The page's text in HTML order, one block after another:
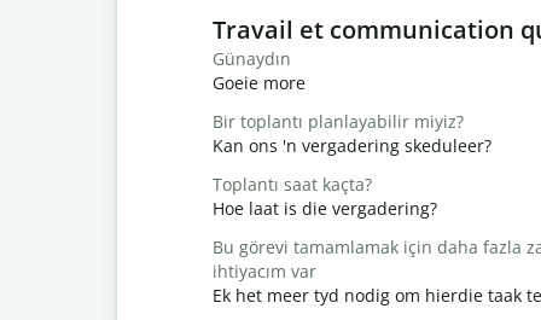
Slide 1 of 6
Travail et communication
Günaydın
Goeie more
Bir toplantı planlayabilir miyiz?
Kan ons 'n vergadering skeduleer?
Toplantı saat kaçta?
Hoe laat is die vergadering?
Bu görevi tamamlamak için daha fazla
ihtiyacım var
Ek het meer tyd nodig om hierdie taak